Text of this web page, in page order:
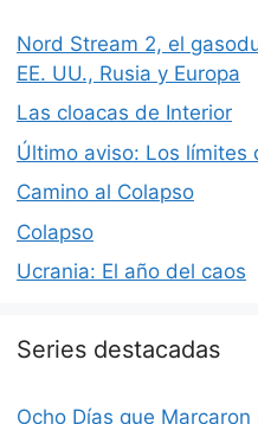
Nord Stream 2, el
EE. UU., Rusia y Europa
Las cloacas de Interior
Último aviso: Los límites
Camino al Colapso
Colapso
Ucrania: El año del caos
Series destacadas
Ocho Días que